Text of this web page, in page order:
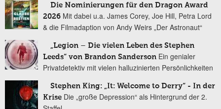
Die Nominierungen für den Dragon Award
2026 Mit dabei u.a. James Corey, Joe Hill, Petra Lord
& die Filmadaption von Andy Weirs „Der Astronaut“
„Legion – Die vielen Leben des Stephen
Leeds“ von Brandon Sanderson Ein genialer
Privatdetektiv mit vielen halluzinierten Persönlichkeiten
Stephen King: „It: Welcome to Derry“ - In der
Krise Die „große Depression“ als Hintergrund der 2.